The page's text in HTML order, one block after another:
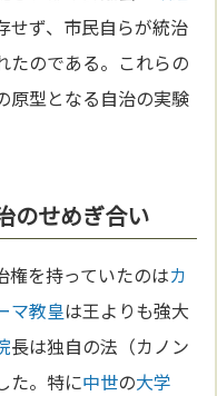
せず、市民自らが統治
たのである。これらの
原型となる自治の実験
のせめぎ合い
権を持っていたのはカ
マ教皇は王よりも強大
長は独自の法（カノン
た。特に中世の大学